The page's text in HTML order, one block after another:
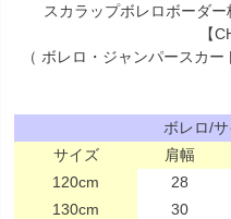
スカラップボレロボーダー
【
（ ボレロ・ジャンパースカ
ボレロ/サ
サイズ
肩幅
120cm
28
130cm
30